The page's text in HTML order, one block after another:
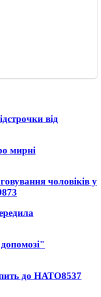
від
мирні
чоловіків у
до НАТО8537